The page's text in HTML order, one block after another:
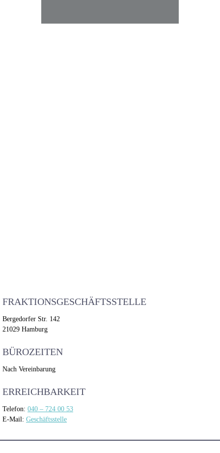
FRAKTIONSGESCHÄFTSSTELLE
Bergedorfer Str. 142
21029 Hamburg
BÜROZEITEN
Nach Vereinbarung
ERREICHBARKEIT
Telefon: 040 – 724 00 53
E-Mail: Geschäftsstelle